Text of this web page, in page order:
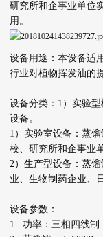
研究所和企事业单位
用。
设备用途：本设备适
行业对植物挥发油的
设备分类：1）实验
设备。
1）实验室设备：蒸
校、研究所和企事业
2）生产型设备：蒸
业、生物制药企业、
设备参数：
1. 功率：三相四线制